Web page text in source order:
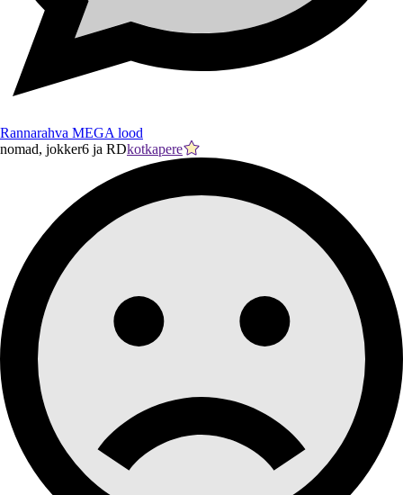
Rannarahva MEGA lood
nomad, jokker6 ja RDkotkapere